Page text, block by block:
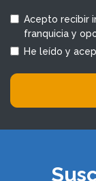
Acepto recibir
franquicia y
He leído y